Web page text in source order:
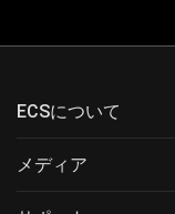
ECSについて
メディア